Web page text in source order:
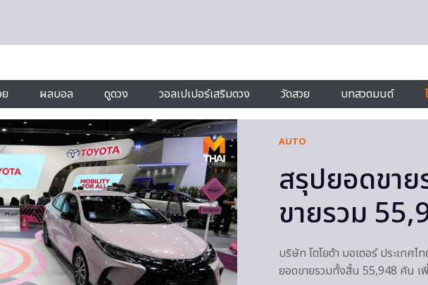
ผลบอล ดูดวง วอลเปเปอร์เสริมดวง วัดสวย บทสวดมนต์
AUTO
สรุปยอดขา
ขายรวม
บริษัท โตโยต้า มอเตอร์ ประเทศ
ยอดขายรวมทั้งสิ้น 55,948 คัน เ